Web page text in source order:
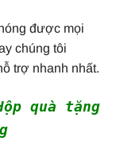
được mọi
chúng tôi
trợ nhanh nhất.
quà tặng